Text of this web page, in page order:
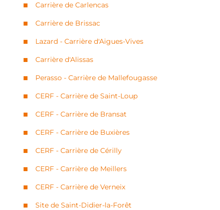
Carrière de Carlencas
Carrière de Brissac
Lazard - Carrière d'Aigues-Vives
Carrière d'Alissas
Perasso - Carrière de Mallefougasse
CERF - Carrière de Saint-Loup
CERF - Carrière de Bransat
CERF - Carrière de Buxières
CERF - Carrière de Cérilly
CERF - Carrière de Meillers
CERF - Carrière de Verneix
Site de Saint-Didier-la-Forêt